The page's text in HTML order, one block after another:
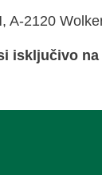
A-2120
isključivo